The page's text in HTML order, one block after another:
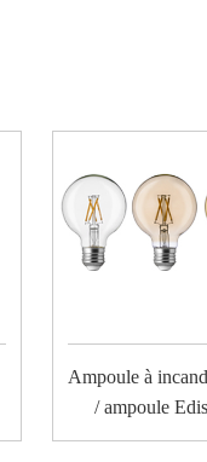
Ampoule à
/ ampoule